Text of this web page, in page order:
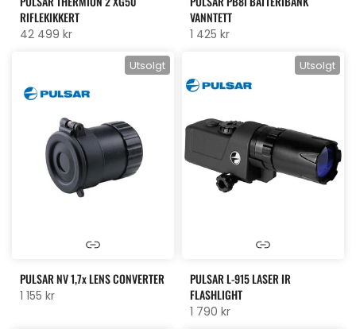
RIFLEKIKKERT
42 499 kr
VANNTETT
1 425 kr
Utsolgt
PULSAR NV 1,7x LENS CONVERTER
1 155 kr
Utsolgt
PULSAR L-915 LASER IR
FLASHLIGHT
1 790 kr